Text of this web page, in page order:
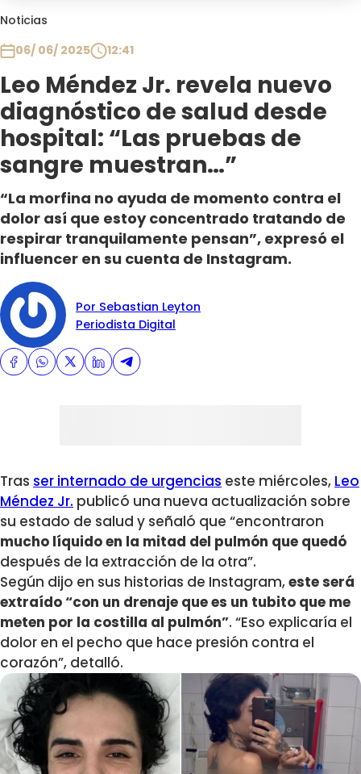
Noticias
06/ 06/ 2025
12:41
Leo Méndez Jr. revela nuevo
diagnóstico de salud desde
hospital: “Las pruebas de
sangre muestran…”
“La morfina no ayuda de momento contra el
dolor así que estoy concentrado tratando de
respirar tranquilamente pensan”, expresó el
influencer en su cuenta de Instagram.
Por Sebastian Leyton
Periodista Digital
Tras ser internado de urgencias este miércoles, Leo
Méndez Jr. publicó una nueva actualización sobre
su estado de salud y señaló que “encontraron
mucho líquido en la mitad del pulmón que quedó
después de la extracción de la otra”.
Según dijo en sus historias de Instagram,este será
extraído “con un drenaje que es un tubito que me
meten por la costilla al pulmón”. “Eso explicaría el
dolor en el pecho que hace presión contra el
corazón”, detalló.
Plan Perfecto
El Tiempo
Sabingo
Todos Los Programas